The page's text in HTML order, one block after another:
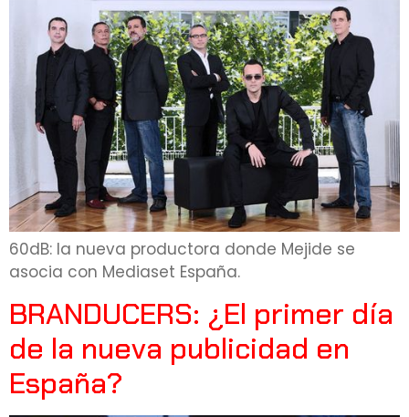
60dB: la nueva productora donde Mejide se
asocia con Mediaset España.
BRANDUCERS: ¿El primer día
de la nueva publicidad en
España?